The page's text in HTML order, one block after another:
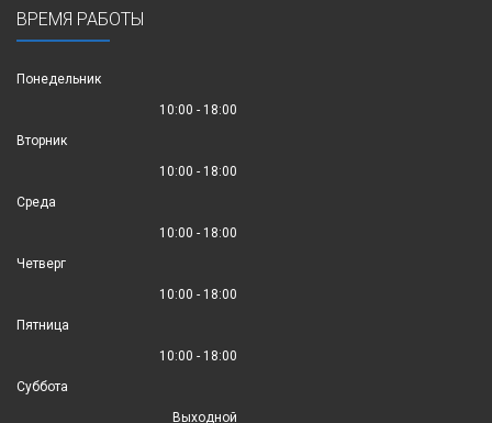
ВРЕМЯ РАБОТЫ
Понедельник
10:00 - 18:00
Вторник
10:00 - 18:00
Среда
10:00 - 18:00
Четверг
10:00 - 18:00
Пятница
10:00 - 18:00
Суббота
Выходной